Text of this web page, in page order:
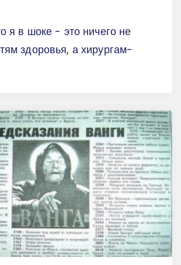
я в шоке - это ничего не
здоровья, а хирургам-